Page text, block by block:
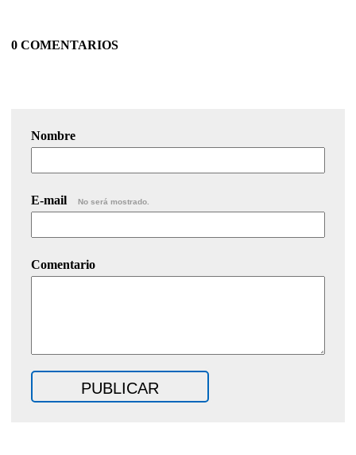
0 COMENTARIOS
Nombre
E-mail No será mostrado.
Comentario